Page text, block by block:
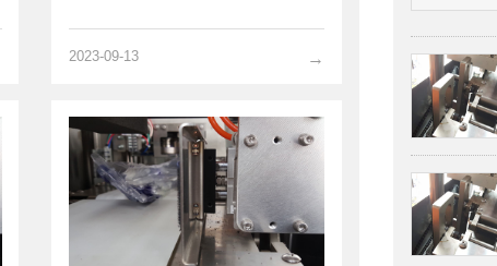
→
2023-09-13